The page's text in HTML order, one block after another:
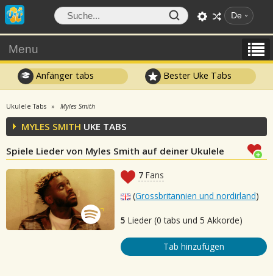
De
Menu
Anfänger tabs Bester Uke Tabs
Ukulele Tabs Myles Smith
MYLES SMITH UKE TABS
Spiele Lieder von Myles Smith auf deiner Ukulele
7 Fans
(Grossbritannien und nordirland)
5 Lieder (0 tabs und 5 Akkorde)
Tab hinzufügen